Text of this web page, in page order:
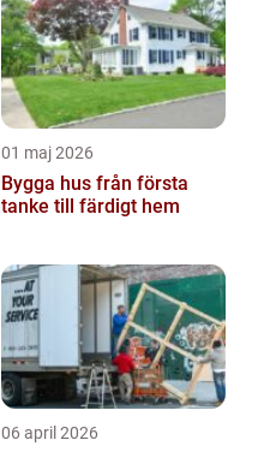
01 maj 2026
Bygga hus från första
tanke till färdigt hem
06 april 2026